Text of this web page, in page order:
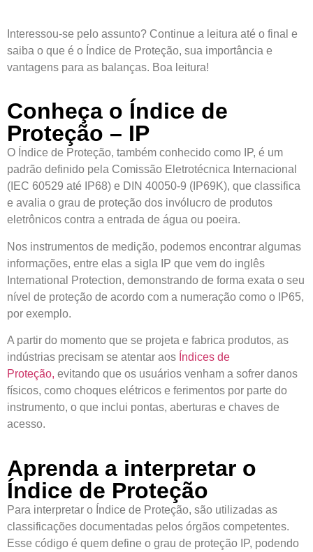
Interessou-se pelo assunto? Continue a leitura até o final e
saiba o que é o Índice de Proteção, sua importância e
vantagens para as balanças. Boa leitura!
Conheça o Índice de
Proteção – IP
O Índice de Proteção, também conhecido como IP, é um
padrão definido pela Comissão Eletrotécnica Internacional
(IEC 60529 até IP68) e DIN 40050-9 (IP69K), que classifica
e avalia o grau de proteção dos invólucro de produtos
eletrônicos contra a entrada de água ou poeira.
Nos instrumentos de medição, podemos encontrar algumas
informações, entre elas a sigla IP que vem do inglês
International Protection, demonstrando de forma exata o seu
nível de proteção de acordo com a numeração como o IP65,
por exemplo.
A partir do momento que se projeta e fabrica produtos, as
indústrias precisam se atentar aos Índices de
Proteção, evitando que os usuários venham a sofrer danos
físicos, como choques elétricos e ferimentos por parte do
instrumento, o que inclui pontas, aberturas e chaves de
acesso.
Aprenda a interpretar o
Índice de Proteção
Para interpretar o Índice de Proteção, são utilizadas as
classificações documentadas pelos órgãos competentes.
Esse código é quem define o grau de proteção IP, podendo